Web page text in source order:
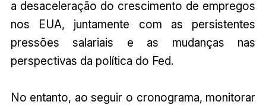
a desaceleração do crescimento de empregos
nos EUA, juntamente com as persistentes
pressões salariais e as mudanças nas
perspectivas da política do Fed.
No entanto, ao seguir o cronograma, monitorar